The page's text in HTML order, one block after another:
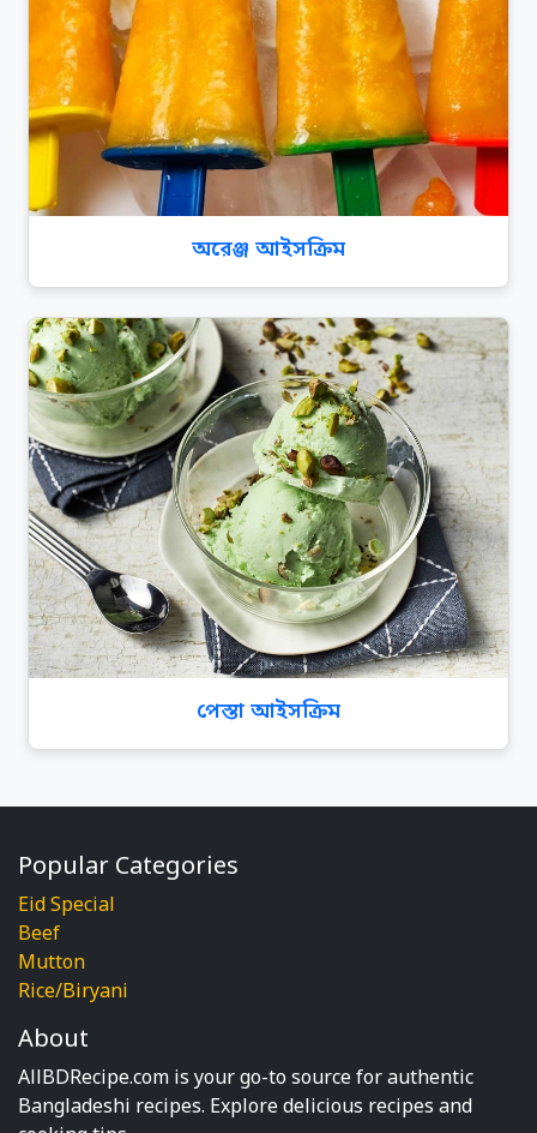
অরেঞ্জ আইসক্রিম
পেস্তা আইসক্রিম
Popular Categories
Eid Special
Beef
Mutton
Rice/Biryani
About
AllBDRecipe.com is your go-to source for authentic
Bangladeshi recipes. Explore delicious recipes and